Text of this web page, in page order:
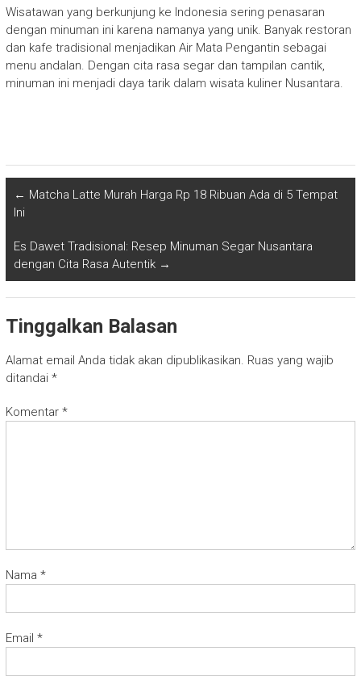
Wisatawan yang berkunjung ke Indonesia sering penasaran
dengan minuman ini karena namanya yang unik. Banyak restoran
dan kafe tradisional menjadikan Air Mata Pengantin sebagai
menu andalan. Dengan cita rasa segar dan tampilan cantik,
minuman ini menjadi daya tarik dalam wisata kuliner Nusantara.
← Matcha Latte Murah Harga Rp 18 Ribuan Ada di 5 Tempat
Ini
Es Dawet Tradisional: Resep Minuman Segar Nusantara
dengan Cita Rasa Autentik →
Tinggalkan Balasan
Alamat email Anda tidak akan dipublikasikan. Ruas yang wajib
ditandai *
Komentar *
Nama *
Email *